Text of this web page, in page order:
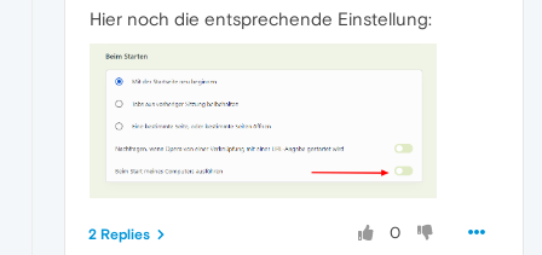
Hier noch die entsprechende Einstellung:
0
2 Replies